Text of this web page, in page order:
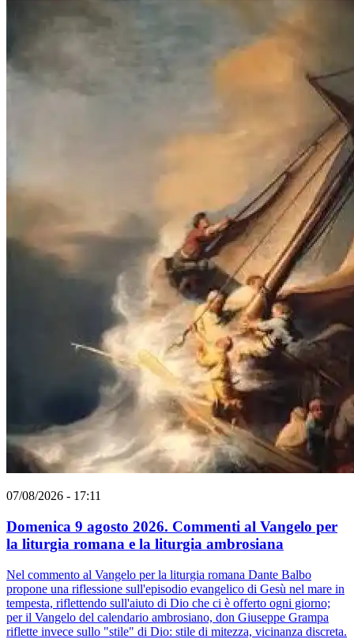
07/08/2026 - 17:11
Domenica 9 agosto 2026. Commenti al Vangelo per
la liturgia romana e la liturgia ambrosiana
Nel commento al Vangelo per la liturgia romana Dante Balbo
propone una riflessione sull'episodio evangelico di Gesù nel mare in
tempesta, riflettendo sull'aiuto di Dio che ci è offerto ogni giorno;
per il Vangelo del calendario ambrosiano, don Giuseppe Grampa
riflette invece sullo "stile" di Dio: stile di mitezza, vicinanza discreta.